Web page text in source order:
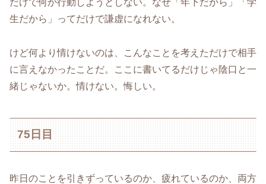
だけで何か行動しようとしない。なぜ「年下だから」「学
生だから」ってだけで謙虚になれない。
けど何より情けないのは、こんなことを考えただけで相手
に言えなかったことだ。ここに書いてるだけじゃ陰口と一
緒じゃないか。情けない。悔しい。
75日目
昨日のことを引きずっているのか、疲れているのか、両方